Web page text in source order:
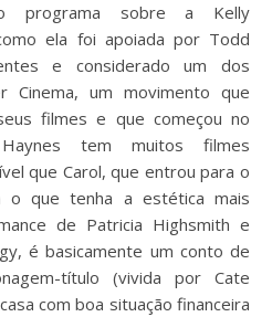
ela foi apoiada por Todd
e considerado um dos
Cinema, um movimento que
filmes e que começou no
tem muitos filmes
que Carol, que entrou para o
o que tenha a estética mais
de Patricia Highsmith e
é basicamente um conto de
título (vivida por Cate
com boa situação financeira